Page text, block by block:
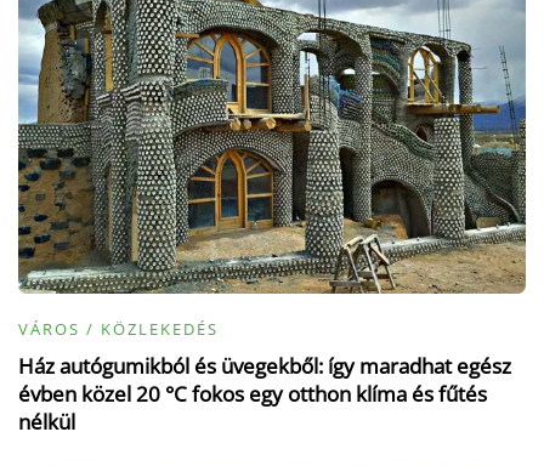
VÁROS / KÖZLEKEDÉS
Ház autógumikból és üvegekből: így maradhat egész
évben közel 20 °C fokos egy otthon klíma és fűtés
nélkül